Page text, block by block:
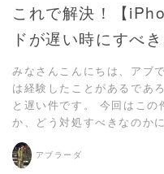
これで解決！【
ドが遅い時にすべき
みなさんこんにちは、アブ
は経験したことがあるであ
と遅い件です。 今回はこ
か、どう対処すべきなのか
アブラーダ